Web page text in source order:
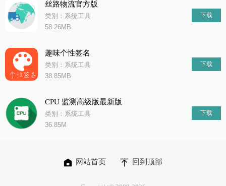
丝路物流官方版
类别：系统工具
58.26MB
下载
趣味个性签名
类别：系统工具
38.85MB
下载
CPU 监测高级版最新版
类别：系统工具
36.85M
下载
网站首页 回到顶部